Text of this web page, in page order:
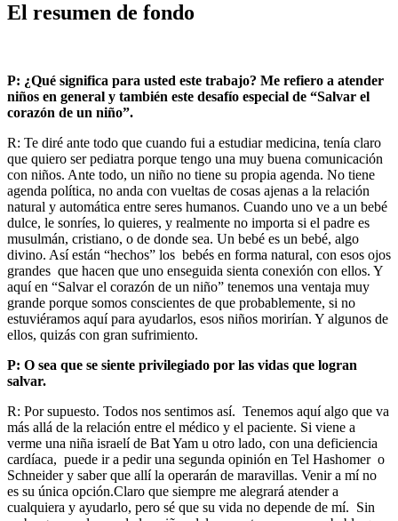
El resumen de fondo
P: ¿Qué significa para usted este trabajo? Me refiero a atender
niños en general y también este desafío especial de “Salvar el
corazón de un niño”.
R: Te diré ante todo que cuando fui a estudiar medicina, tenía claro
que quiero ser pediatra porque tengo una muy buena comunicación
con niños. Ante todo, un niño no tiene su propia agenda. No tiene
agenda política, no anda con vueltas de cosas ajenas a la relación
natural y automática entre seres humanos. Cuando uno ve a un bebé
dulce, le sonríes, lo quieres, y realmente no importa si el padre es
musulmán, cristiano, o de donde sea. Un bebé es un bebé, algo
divino. Así están “hechos” los bebés en forma natural, con esos ojos
grandes que hacen que uno enseguida sienta conexión con ellos. Y
aquí en “Salvar el corazón de un niño” tenemos una ventaja muy
grande porque somos conscientes de que probablemente, si no
estuviéramos aquí para ayudarlos, esos niños morirían. Y algunos de
ellos, quizás con gran sufrimiento.
P: O sea que se siente privilegiado por las vidas que logran
salvar.
R: Por supuesto. Todos nos sentimos así. Tenemos aquí algo que va
más allá de la relación entre el médico y el paciente. Si viene a
verme una niña israelí de Bat Yam u otro lado, con una deficiencia
cardíaca, puede ir a pedir una segunda opinión en Tel Hashomer o
Schneider y saber que allí la operarán de maravillas. Venir a mí no
es su única opción.Claro que siempre me alegrará atender a
cualquiera y ayudarlo, pero sé que su vida no depende de mí. Sin